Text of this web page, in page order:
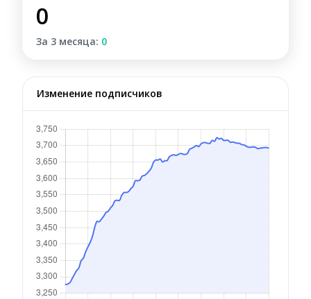
0
За 3 месяца: 0
Изменение подписчиков